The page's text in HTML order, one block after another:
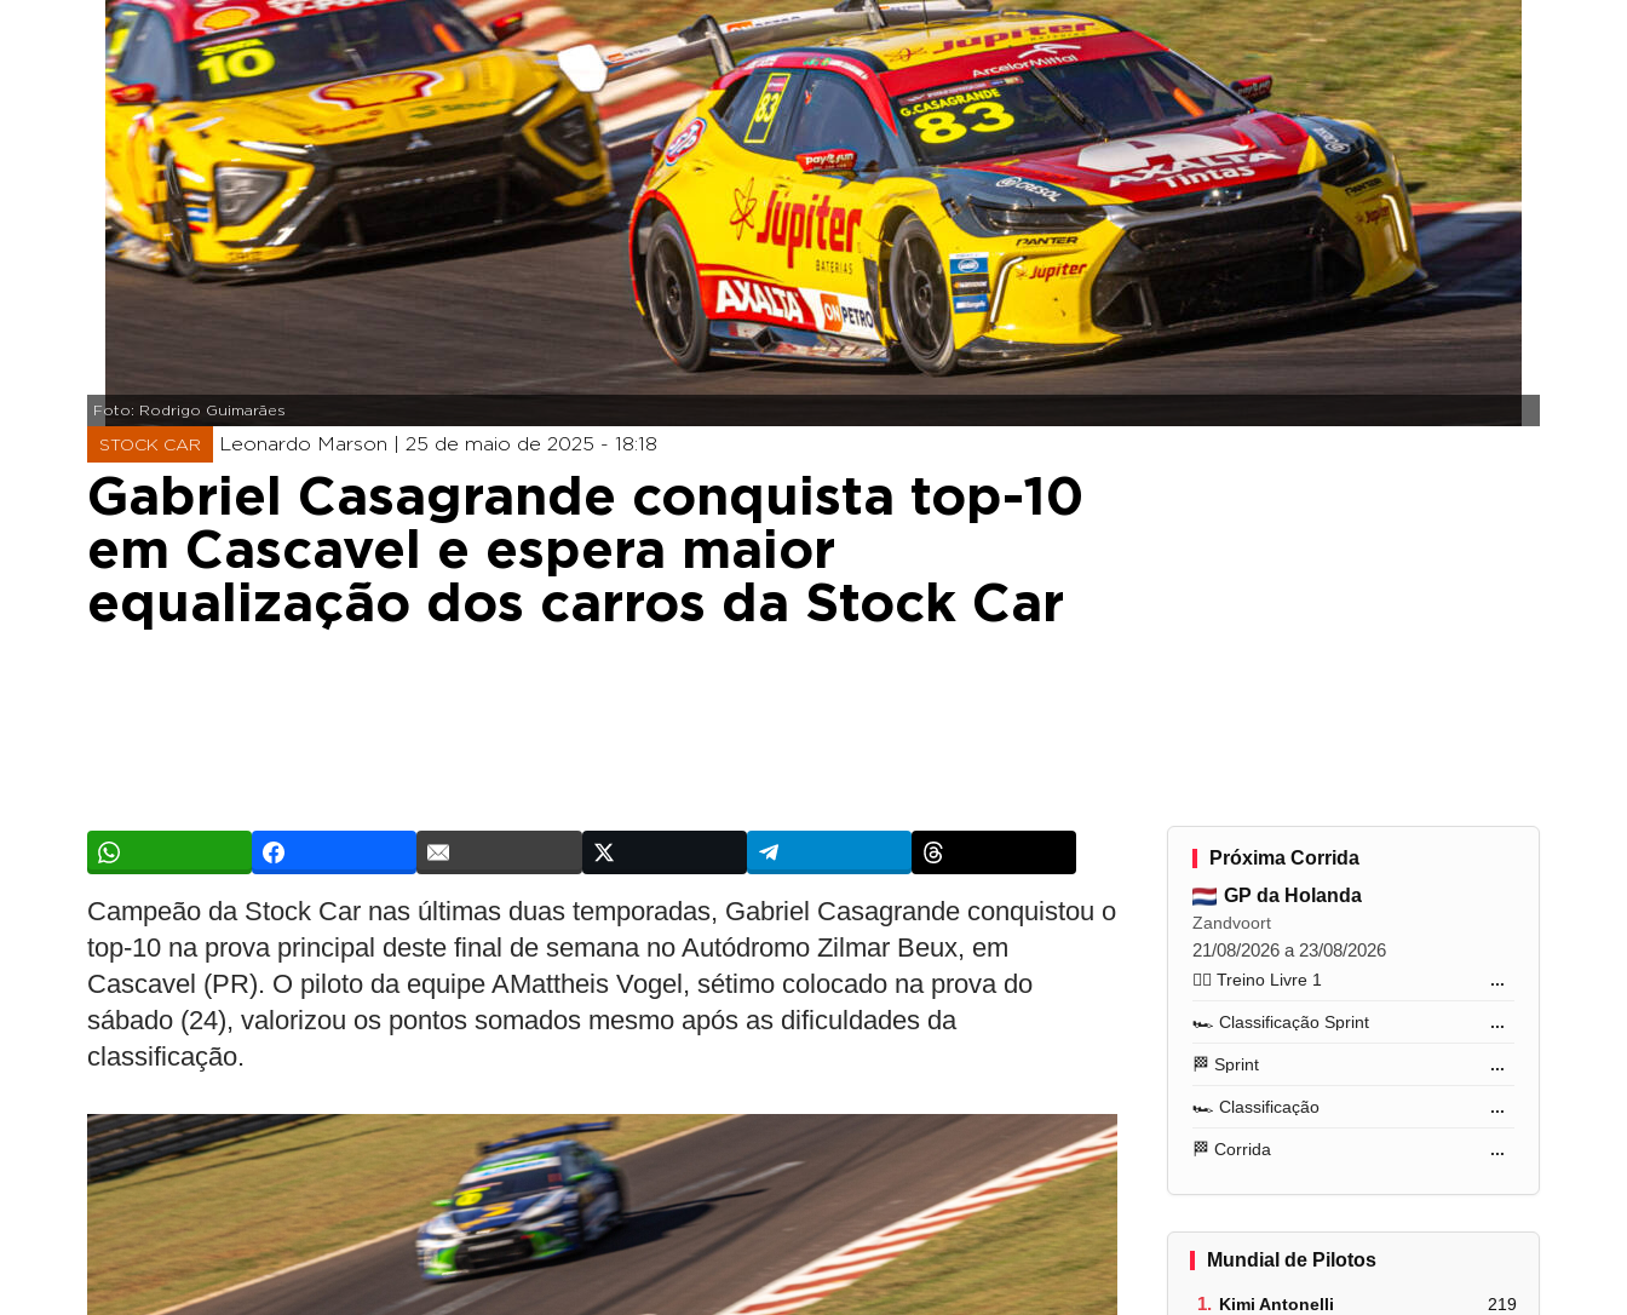
Foto: Rodrigo Guimarães
STOCK CAR Leonardo Marson | 25 de maio de 2025 - 18:18
Gabriel Casagrande conquista top-10
em Cascavel e espera maior
equalização dos carros da Stock Car
Campeão da Stock Car nas últimas duas temporadas, Gabriel Casagrande conquistou o
top-10 na prova principal deste final de semana no Autódromo Zilmar Beux, em
Cascavel (PR). O piloto da equipe AMattheis Vogel, sétimo colocado na prova do
sábado (24), valorizou os pontos somados mesmo após as dificuldades da
classificação.
Próxima Corrida
GP da Holanda
Zandvoort
21/08/2026 a 23/08/2026
🏋️‍♂️ Treino Livre 1 ...
🏎️ Classificação Sprint ...
🏁 Sprint ...
🏎️ Classificação ...
🏁 Corrida ...
Mundial de Pilotos
1. Kimi Antonelli 219